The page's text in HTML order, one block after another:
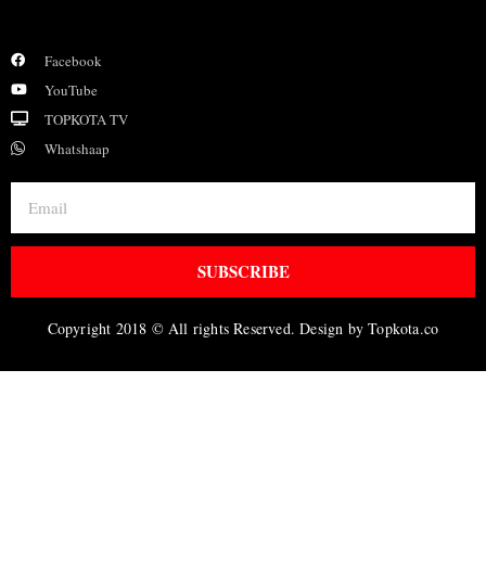
Facebook
YouTube
TOPKOTA TV
Whatshaap
SUBSCRIBE
Copyright 2018 © All rights Reserved. Design by Topkota.co